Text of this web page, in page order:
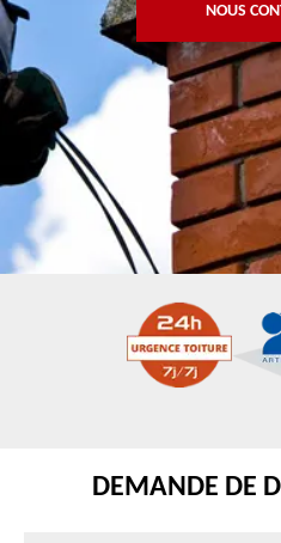
NOUS
DEMANDE DE